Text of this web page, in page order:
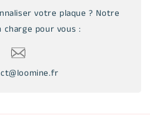
votre plaque ? Notre
charge pour vous :